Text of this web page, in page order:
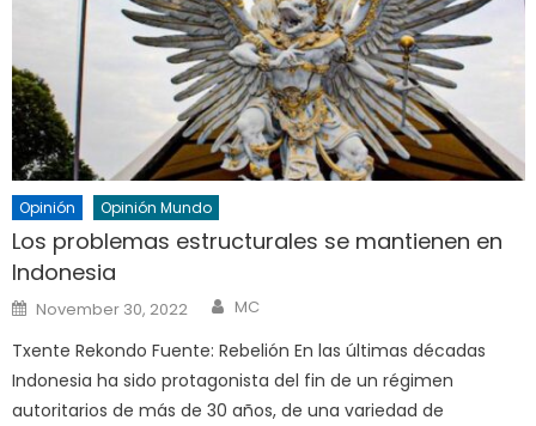
Opinión Opinión Mundo
Los problemas estructurales se mantienen en
Indonesia
Posted
on
November 30, 2022 Author
MC
Txente Rekondo Fuente: Rebelión En las últimas décadas
Indonesia ha sido protagonista del fin de un régimen
autoritarios de más de 30 años, de una variedad de